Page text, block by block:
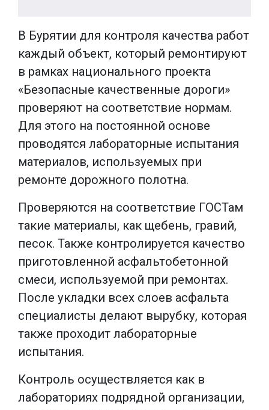
В Бурятии для контроля качества работ
каждый объект, который ремонтируют
в рамках национального проекта
«Безопасные качественные дороги»
проверяют на соответствие нормам.
Для этого на постоянной основе
проводятся лабораторные испытания
материалов, используемых при
ремонте дорожного полотна.
Проверяются на соответствие ГОСТам
такие материалы, как щебень, гравий,
песок. Также контролируется качество
приготовленной асфальтобетонной
смеси, используемой при ремонтах.
После укладки всех слоев асфальта
специалисты делают вырубку, которая
также проходит лабораторные
испытания.
Контроль осуществляется как в
лабораториях подрядной организации,